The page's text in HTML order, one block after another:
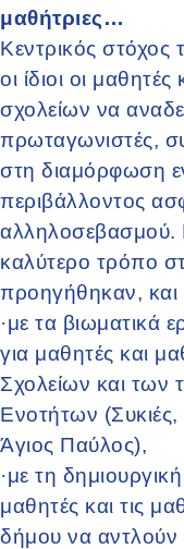
μαθήτριες…
Κεντρικός στόχος
οι ίδιοι οι
σχολείων να
πρωταγωνιστές,
στη διαμόρφωση
περιβάλλοντος
αλληλοσεβασμού.
καλύτερο τρόπο
προηγήθηκαν, και
·με τα βιωματικά
για μαθητές και
Σχολείων και των
Ενοτήτων
Άγιος Παύλος),
·με τη
μαθητές και τις
δήμου να αντλούν